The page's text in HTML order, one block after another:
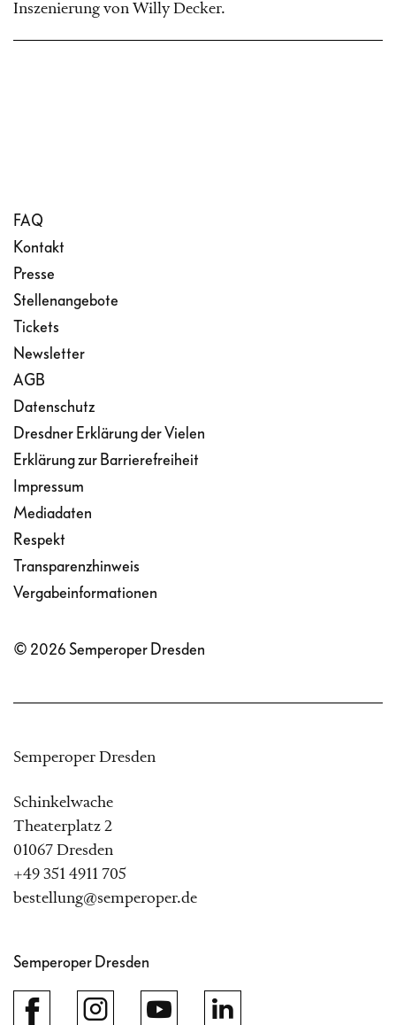
Inszenierung von Willy Decker.
FAQ
Kontakt
Presse
Stellenangebote
Tickets
Newsletter
AGB
Datenschutz
Dresdner Erklärung der Vielen
Erklärung zur Barrierefreiheit
Impressum
Mediadaten
Respekt
Transparenzhinweis
Vergabeinformationen
© 2026 Semperoper Dresden
Semperoper Dresden
Schinkelwache
Theaterplatz 2
01067 Dresden
+49 351 4911 705
bestellung@semperoper.de
Semperoper Dresden